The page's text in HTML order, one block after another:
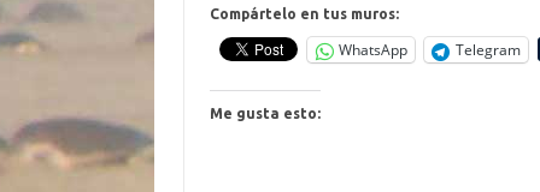
Compártelo en tus muros:
WhatsApp Telegram
Me gusta esto: